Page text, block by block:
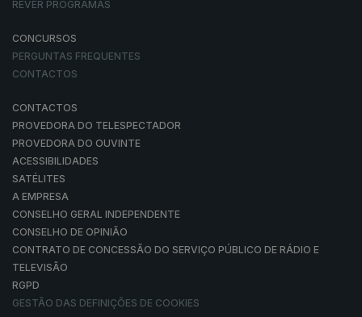
REVER PROGRAMAS
CONCURSOS
PERGUNTAS FREQUENTES
CONTACTOS
CONTACTOS
PROVEDORA DO TELESPECTADOR
PROVEDORA DO OUVINTE
ACESSIBILIDADES
SATÉLITES
A EMPRESA
CONSELHO GERAL INDEPENDENTE
CONSELHO DE OPINIÃO
CONTRATO DE CONCESSÃO DO SERVIÇO PÚBLICO DE RÁDIO E
TELEVISÃO
RGPD
GESTÃO DAS DEFINIÇÕES DE COOKIES